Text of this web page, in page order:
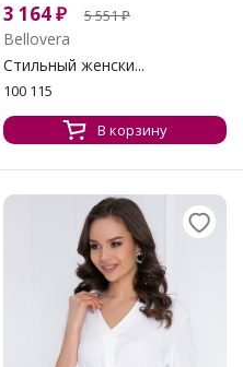
3 164₽ 5 551₽
Bellovera
Стильный женски...
100 115
В корзину